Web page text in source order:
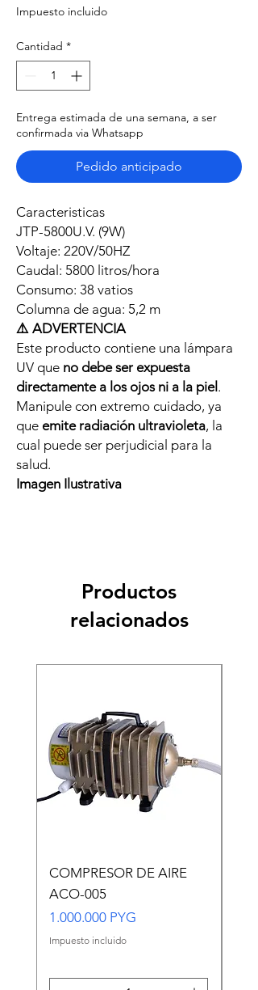
Impuesto incluido
Cantidad *
Entrega estimada de una semana, a ser
confirmada via Whatsapp
Pedido anticipado
Caracteristicas
JTP-5800U.V. (9W)
Voltaje: 220V/50HZ
Caudal: 5800 litros/hora
Consumo: 38 vatios
Columna de agua: 5,2 m
⚠️ ADVERTENCIA
Este producto contiene una lámpara
UV que no debe ser expuesta
directamente a los ojos ni a la piel .
Manipule con extremo cuidado, ya
que emite radiación ultravioleta, la
cual puede ser perjudicial para la
salud.
Imagen Ilustrativa
Productos
relacionados
COMPRESOR DE AIRE
ACO-005
Precio
1.000.000 PYG
Impuesto incluido